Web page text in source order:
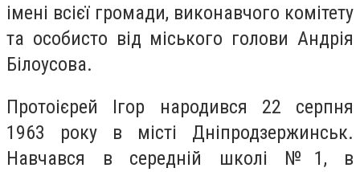
імені всієї громади, виконавчого комітету
та особисто від міського голови Андрія
Білоусова.
Протоієрей Ігор народився 22 серпня
1963 року в місті Дніпродзержинськ.
Навчався в середній школі №1, в